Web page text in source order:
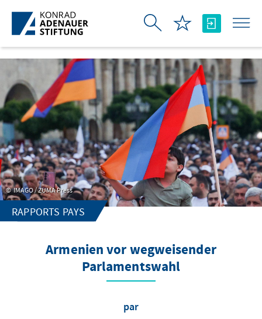
Saut au contenu principal
IMAGO / ZUMA Press
RAPPORTS PAYS
Armenien vor wegweisender
Parlamentswahl
par